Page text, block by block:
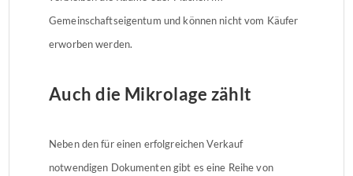
Gemeinschaftseigentum und können nicht vom Käufer
erworben werden.
Auch die Mikrolage zählt
Neben den für einen erfolgreichen Verkauf
notwendigen Dokumenten gibt es eine Reihe von